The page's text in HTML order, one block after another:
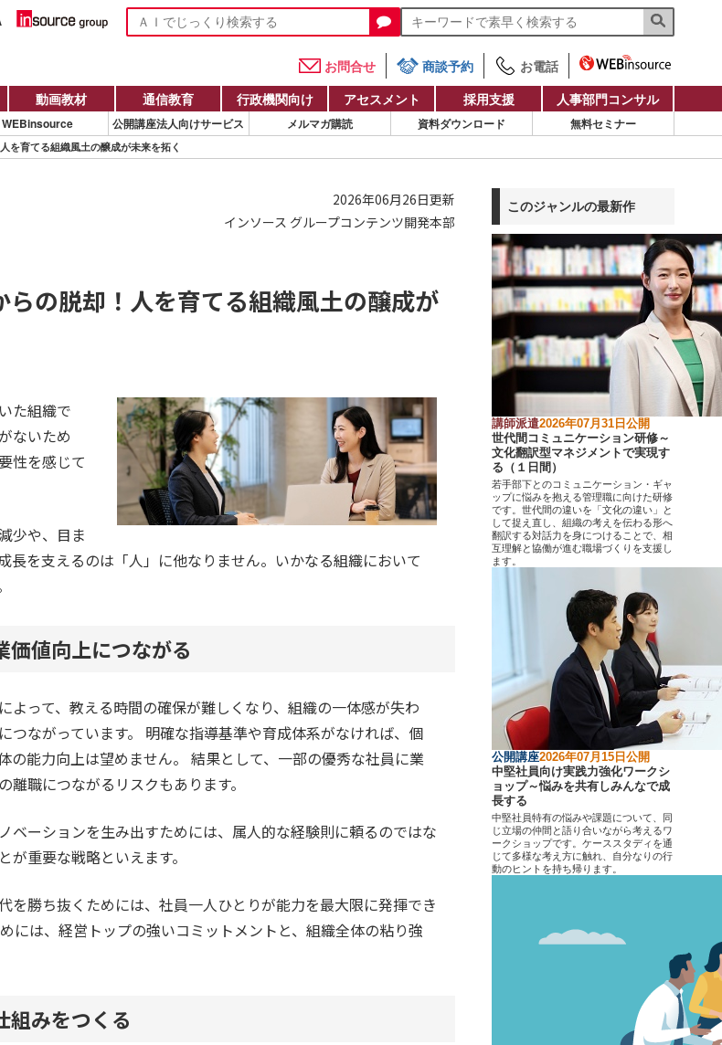
お問合せ 商談予約
お電話
動画教材 通信教育 行政機関向け アセスメント 採用支援 人事部門コンサル
WEBinsource 公開講座法人向けサービス メルマガ購読 資料ダウンロード 無料セミナー
を育てる組織風土の醸成が未来を拓く
2026年06月26日更新
インソース グループコンテンツ開発本部
らの脱却！人を育てる組織風土の醸成が
た組織で
ないため
性を感じて
少や、目ま
長を支えるのは「人」に他なりません。いかなる組織において
値向上につながる
よって、教える時間の確保が難しくなり、組織の一体感が失わ
つながっています。 明確な指導基準や育成体系がなければ、個
の能力向上は望めません。 結果として、一部の優秀な社員に業
職につながるリスクもあります。
ベーションを生み出すためには、属人的な経験則に頼るのではな
重要な戦略といえます。
を勝ち抜くためには、社員一人ひとりが能力を最大限に発揮でき
には、経営トップの強いコミットメントと、組織全体の粘り強
組みをつくる
このジャンルの最新作
講師派遣2026年07月31日公開
世代間コミュニケーション研修～
文化翻訳型マネジメントで実現す
る（１日間）
若手部下とのコミュニケーション・ギャ
ップに悩みを抱える管理職に向けた研修
です。世代間の違いを「文化の違い」と
して捉え直し、組織の考えを伝わる形へ
翻訳する対話力を身につけることで、相
互理解と協働が進む職場づくりを支援し
ます。
公開講座2026年07月15日公開
中堅社員向け実践力強化ワークシ
ョップ～悩みを共有しみんなで成
長する
中堅社員特有の悩みや課題について、同
じ立場の仲間と語り合いながら考えるワ
ークショップです。ケーススタディを通
じて多様な考え方に触れ、自分なりの行
動のヒントを持ち帰ります。